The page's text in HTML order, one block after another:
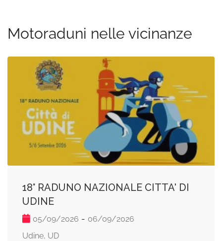
Motoraduni nelle vicinanze
18° RADUNO NAZIONALE CITTA' DI
UDINE
05/09/2026 - 06/09/2026
Udine, UD